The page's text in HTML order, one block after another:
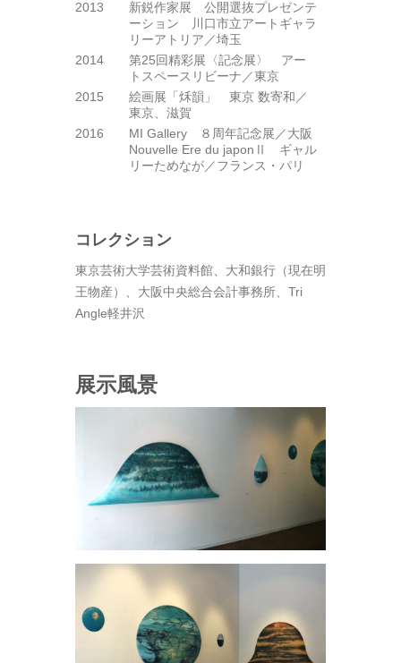
2013
新鋭作家展 公開選抜プレゼンテ
ーション 川口市立アートギャラ
リーアトリア／埼玉
2014
第25回精彩展〈記念展〉 アー
トスペースリビーナ／東京
2015
絵画展「秌韻」 東京 数寄和／
東京、滋賀
2016
MI Gallery ８周年記念展／大阪
Nouvelle Ere du japonⅡ ギャル
リーためなが／フランス・パリ
コレクション
東京芸術大学芸術資料館、大和銀行（現在明
王物産）、大阪中央総合会計事務所、Tri
Angle軽井沢
展示風景